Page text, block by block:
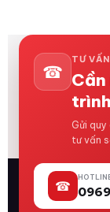
☎
TƯ
Gửi
tư vấn
☎